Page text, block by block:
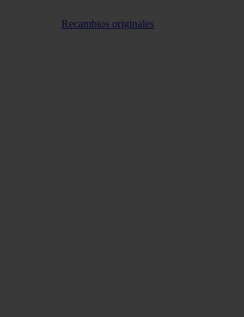
Recambios originales